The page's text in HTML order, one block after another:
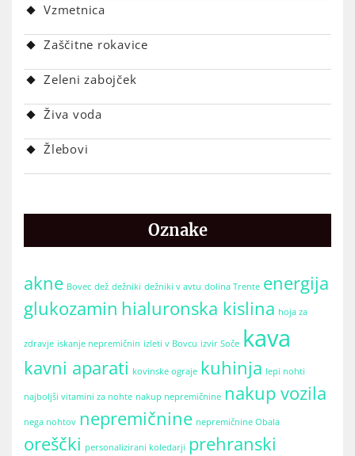
Vzmetnica
Zaščitne rokavice
Zeleni zabojček
Živa voda
Žlebovi
Oznake
akne Bovec dež dežniki dežniki v avtu dolina Trente energija
glukozamin hialuronska kislina hoja za
zdravje iskanje nepremičnin izleti v Bovcu izvir Soče kava
kavni aparati kovinske ograje kuhinja lepi nohti
najboljši vitamini za nohte nakup nepremičnine nakup vozila
nega nohtov nepremičnine nepremičnine Obala
oreščki personalizirani koledarji prehranski